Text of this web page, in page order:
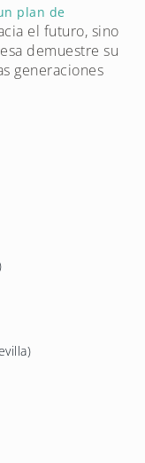
plan de
el futuro, sino
demuestre su
generaciones